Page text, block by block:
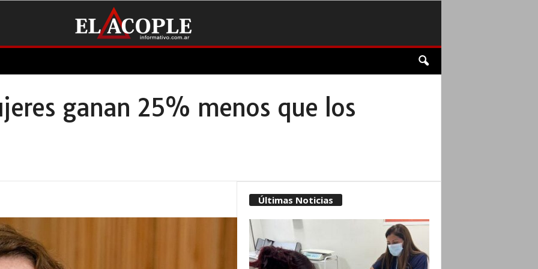
ganan 25% menos que los
Últimas Noticias